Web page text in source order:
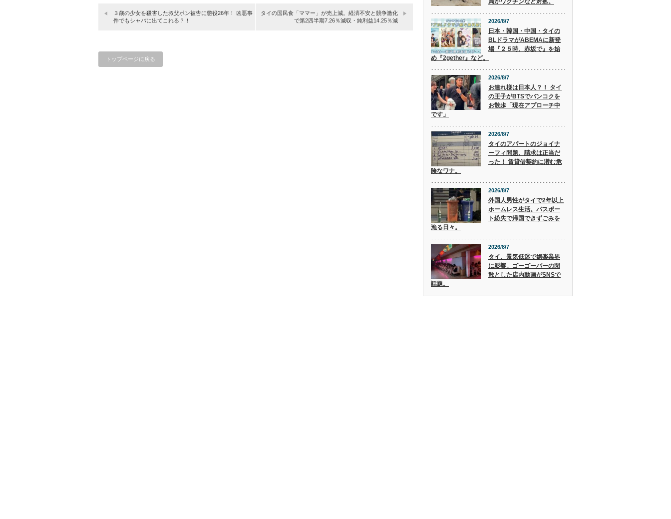
３歳の少女を殺害した叔父ポン被告に懲役26年！ 凶悪事
件でもシャバに出てこれる？！
タイの国民食「ママー」が売上減。経済不安と競争激化
で第2四半期7.26％減収・純利益14.25％減
トップページに戻る
局がワクチンなど対処。
2026/8/7
日本・韓国・中国・タイの
BLドラマがABEMAに新登
場『２５時、赤坂で』を始
め『2gether』など。
2026/8/7
お連れ様は日本人？！ タイ
の王子がBTSでバンコクを
お散歩「現在アプローチ中
です」
2026/8/7
タイのアパートのジョイナ
ーフィ問題、請求は正当だ
った！ 賃貸借契約に潜む危
険なワナ。
2026/8/7
外国人男性がタイで2年以上
ホームレス生活。パスポー
ト紛失で帰国できずごみを
漁る日々。
2026/8/7
タイ、景気低迷で娯楽業界
に影響。ゴーゴーバーの閑
散とした店内動画がSNSで
話題。